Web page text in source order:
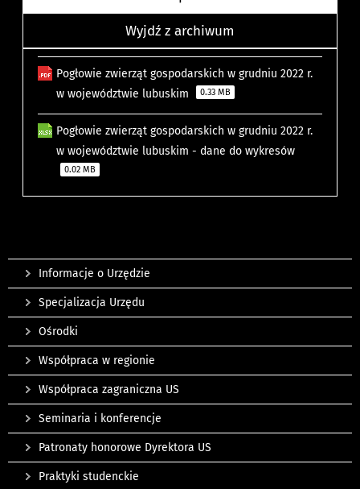
Wyjdź z archiwum
Pogłowie zwierząt gospodarskich w grudniu 2022 r.
w województwie lubuskim
0.33 MB
Pogłowie zwierząt gospodarskich w grudniu 2022 r.
w województwie lubuskim - dane do wykresów
0.02 MB
Informacje o Urzędzie
Specjalizacja Urzędu
Ośrodki
Współpraca w regionie
Współpraca zagraniczna US
Seminaria i konferencje
Patronaty honorowe Dyrektora US
Praktyki studenckie